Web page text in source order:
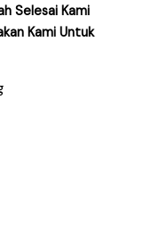
Selesai Kami
Kami Untuk